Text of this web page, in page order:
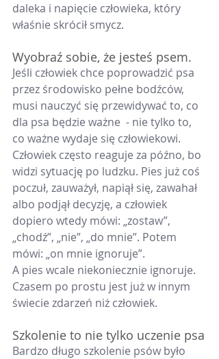
daleka i napięcie człowieka, który
właśnie skrócił smycz.
Wyobraź sobie, że jesteś psem.
Jeśli człowiek chce poprowadzić psa
przez środowisko pełne bodźców,
musi nauczyć się przewidywać to, co
dla psa będzie ważne  - nie tylko to,
co ważne wydaje się człowiekowi.
Człowiek często reaguje za późno, bo
widzi sytuację po ludzku. Pies już coś
poczuł, zauważył, napiął się, zawahał
albo podjął decyzję, a człowiek
dopiero wtedy mówi: „zostaw”,
„chodź”, „nie”, „do mnie”. Potem
mówi: „on mnie ignoruje”.
A pies wcale niekoniecznie ignoruje.
Czasem po prostu jest już w innym
świecie zdarzeń niż człowiek.
Szkolenie to nie tylko uczenie psa
Bardzo długo szkolenie psów było